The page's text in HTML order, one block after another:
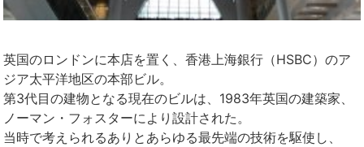
英国のロンドンに本店を置く、香港上海銀行（HSBC）のア
ジア太平洋地区の本部ビル。
第3代目の建物となる現在のビルは、1983年英国の建築家、
ノーマン・フォスターにより設計された。
当時で考えられるありとあらゆる最先端の技術を駆使し、